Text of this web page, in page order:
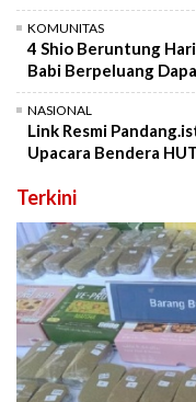
KOMUNITAS
4 Shio Beruntung
Babi Berpeluang
NASIONAL
Link Resmi
Upacara Bendera
Terkini